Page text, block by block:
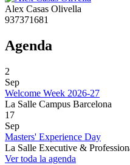
Alex Casas Olivella
937371681
Agenda
2
Sep
Welcome Week 2026-27
La Salle Campus Barcelona
17
Sep
Masters' Experience Day
La Salle Executive &
Ver toda la agenda